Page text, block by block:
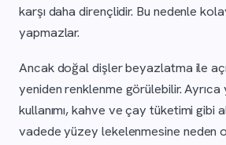
karşı daha dirençlidir. Bu nedenle
yapmazlar.
Ancak doğal dişler beyazlatma ile
yeniden renklenme görülebilir.
kullanımı, kahve ve çay tüketimi gibi
vadede yüzey lekelenmesine neden